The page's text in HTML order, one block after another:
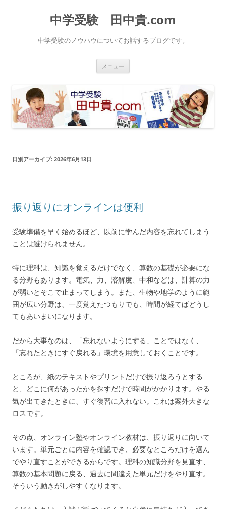
中学受験 田中貴.com
中学受験のノウハウについてお話するブログです。
メニュー
ス
キ
ッ
プ
日別アーカイブ: 2026年6月13日
振り返りにオンラインは便利
受験準備を早く始めるほど、以前に学んだ内容を忘れてしまう
ことは避けられません。
特に理科は、知識を覚えるだけでなく、算数の基礎が必要にな
る分野もあります。電気、力、溶解度、中和などは、計算の力
が弱いとそこで止まってしまう。また、生物や地学のように範
囲が広い分野は、一度覚えたつもりでも、時間が経てばどうし
てもあいまいになります。
だから大事なのは、「忘れないようにする」ことではなく、
「忘れたときにすぐ戻れる」環境を用意しておくことです。
ところが、紙のテキストやプリントだけで振り返ろうとする
と、どこに何があったかを探すだけで時間がかかります。やる
気が出てきたときに、すぐ復習に入れない。これは案外大きな
ロスです。
その点、オンライン塾やオンライン教材は、振り返りに向いて
います。単元ごとに内容を確認でき、必要なところだけを選ん
でやり直すことができるからです。理科の知識分野を見直す、
算数の基本問題に戻る、過去に間違えた単元だけをやり直す。
そういう動きがしやすくなります。